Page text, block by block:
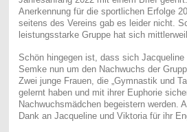
Anerkennung für die sportlichen Erfolge
seitens des Vereins gab es leider nicht.
leistungsstarke Gruppe hat sich
Schön hingegen ist, dass sich
Semke nun um den Nachwuchs der
Zwei junge Frauen, die „Gymnastik und
gelernt haben und mit ihrer Euphorie
Nachwuchsmädchen begeistern werden.
Dank an Jacqueline und Viktoria für ihr